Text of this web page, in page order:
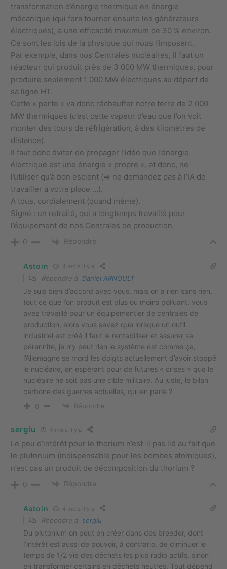
transformation d’énergie thermique en énergie
mécanique (qui fera tourner ensuite les générateurs
électriques), a une efficacité maximum de 30 % environ.
Ce sont les lois de la physique qui nous l’imposent.
Par exemple, dans nos Centrales nucléaires, il faut un
réacteur qui produit près de 3 000 MW thermiques, pour
produire seulement 1 000 MW électriques au départ de
sa ligne HT.
Cette « perte » va donc réchauffer notre terre de 2 000
MW thermiques (c’est cette vapeur d’eau que l’on voit
monter des tours de réfrigération, à des kilomètres de
distance).
Il faut donc éviter de propager l’idée que l’énergie
électrique est une énergie « propre », et donc, ne
l’utiliser qu’à bon escient (=> ne demandez pas à l’IA de
travailler à votre place …).
A tous, cordialement (quand même).
Signé : un retraité, qui a longtemps travaillé pour
l’équipement de nos Centrales de production
0 Répondre
Astoin 4 mois il y a
Répondre à Daniel ARNOULT
Je suis bien d’accord avec vous, mais on a rien sans rien,
tout ce que l’on produit est plus ou moins polluant, vous
avez travaillé pour un équipementier de centrales de
production, alors vous savez que lorsque un outil
industriel est créé il faut le rentabiliser et assurer sa
pérennité, je n’y peut rien le système est comme ça,
l’Allemagne se mord les doigts actuellement d’avoir stoppé
le nucléaire, en espérant pour de futures « crises » que le
nucléaire ne soit pas une cible militaire. Au juste, le bilan
carbone des guerres actuelles, qui en parle ?
0 Répondre
sergiu 4 mois il y a
Le peu d’intérêt pour le thorium n’est-il pas lié au fait que
le plutonium (indispensable pour les bombes atomiques),
n’est pas un produit de décomposition du thorium ?
0 Répondre
Astoin 4 mois il y a
Répondre à sergiu
Du plutonium on peut en créer dans des breeder, dont
l’intérêt est aussi de pouvoir, à contrario, de diminuer le
temps de 1/2 vie des déchets les plus radio actifs, sinon
en transformer certains en déchets neutres. Tout dépend